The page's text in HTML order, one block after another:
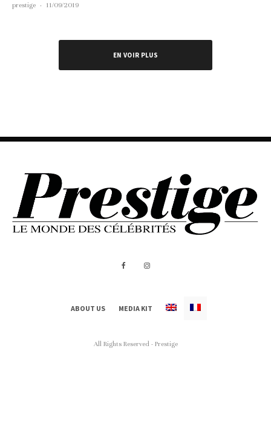
prestige · 11/09/2019
EN VOIR PLUS
ABOUT US MEDIA KIT
All Rights Reserved - Prestige